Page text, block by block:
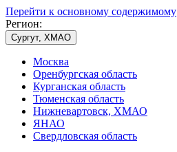
Перейти к основному содержимому
Регион:
Сургут, ХМАО
Москва
Оренбургская область
Курганская область
Тюменская область
Нижневартовск, ХМАО
ЯНАО
Свердловская область